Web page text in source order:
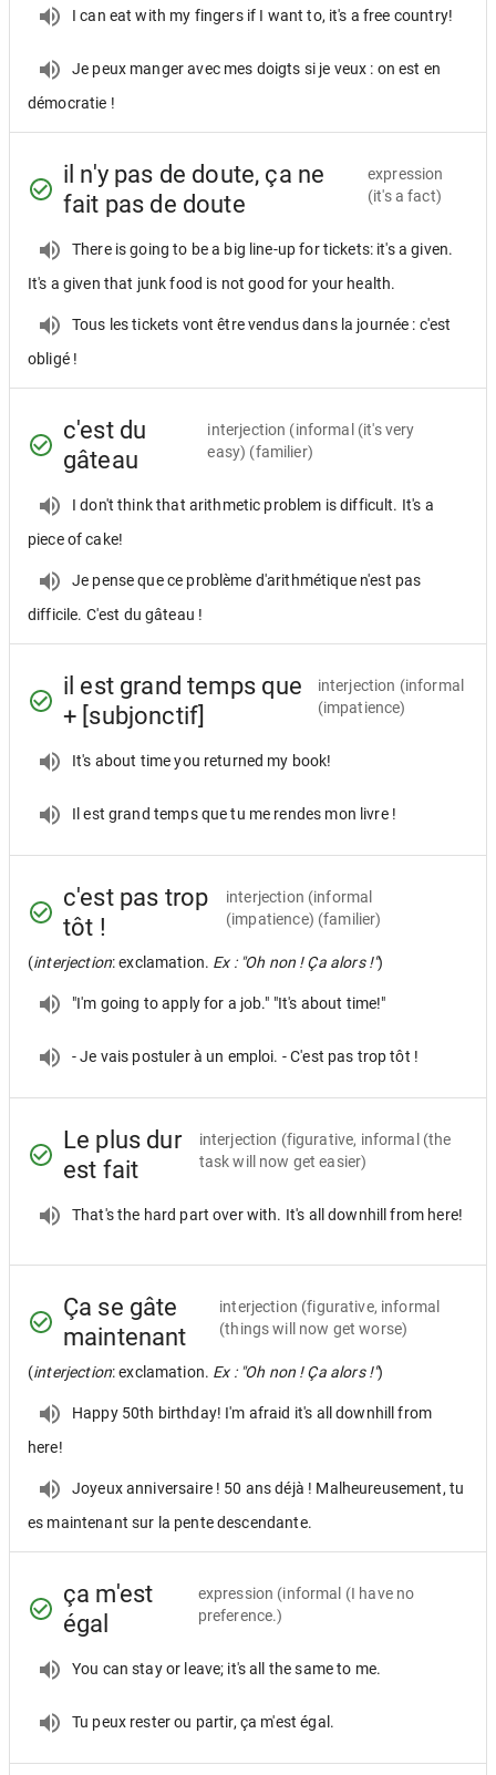
I can eat with my fingers if I want to, it's a free country!
Je peux manger avec mes doigts si je veux : on est en
démocratie !
il n'y pas de doute, ça ne
fait pas de doute
expression
(it's a fact)
There is going to be a big line-up for tickets: it's a given.
It's a given that junk food is not good for your health.
Tous les tickets vont être vendus dans la journée : c'est
obligé !
c'est du
gâteau
interjection (informal (it's very
easy) (familier)
I don't think that arithmetic problem is difficult. It's a
piece of cake!
Je pense que ce problème d'arithmétique n'est pas
difficile. C'est du gâteau !
il est grand temps que
+ [subjonctif]
interjection (informal
(impatience)
It's about time you returned my book!
Il est grand temps que tu me rendes mon livre !
c'est pas trop
tôt !
interjection (informal
(impatience) (familier)
(interjection: exclamation. Ex : "Oh non ! Ça alors !")
"I'm going to apply for a job." "It's about time!"
- Je vais postuler à un emploi. - C'est pas trop tôt !
Le plus dur
est fait
interjection (figurative, informal (the
task will now get easier)
That's the hard part over with. It's all downhill from here!
Ça se gâte
maintenant
interjection (figurative, informal
(things will now get worse)
(interjection: exclamation. Ex : "Oh non ! Ça alors !")
Happy 50th birthday! I'm afraid it's all downhill from
here!
Joyeux anniversaire ! 50 ans déjà ! Malheureusement, tu
es maintenant sur la pente descendante.
ça m'est
égal
expression (informal (I have no
preference.)
You can stay or leave; it's all the same to me.
Tu peux rester ou partir, ça m'est égal.